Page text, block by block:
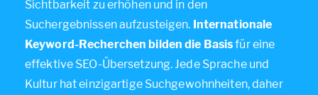
Sichtbarkeit zu erhöhen und in den
Suchergebnissen aufzusteigen. Internationale
Keyword-Recherchen bilden die Basisfür eine
effektive SEO-Übersetzung. Jede Sprache und
Kultur hat einzigartige Suchgewohnheiten, daher